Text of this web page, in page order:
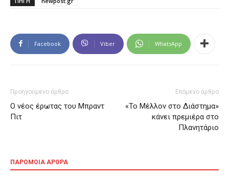
Facebook Viber WhatsApp
Προηγούμενο άρθρο
Ο νέος έρωτας του Μπραντ
Πιτ
Επόμενο άρθρο
«Το Μέλλον στο Διάστημα»
κάνει πρεμιέρα στο
Πλανητάριο
ΠΑΡΟΜΟΙΑ ΑΡΘΡΑ